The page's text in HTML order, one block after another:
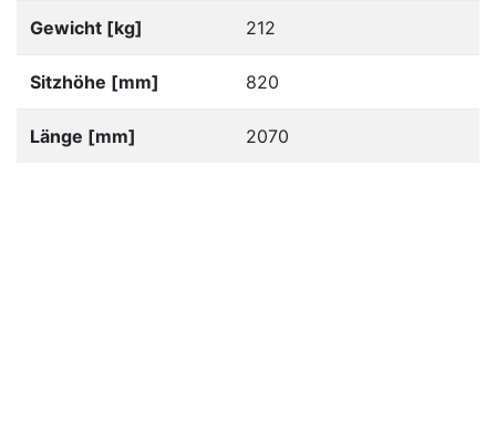
Gewicht [kg] 212
Sitzhöhe [mm] 820
Länge [mm] 2070